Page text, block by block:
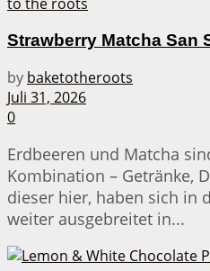
Strawberry Matcha San
by baketotheroots
Juli 31, 2026
0
Erdbeeren und Matcha
Kombination – Getränke,
dieser hier, haben sich in
weiter ausgebreitet in...